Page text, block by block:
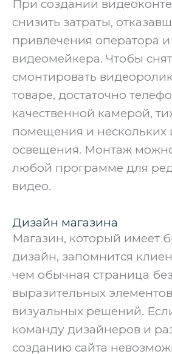
‍При создании
снизить затраты,
привлечения оператора и
видеомейкера. Чтобы
смонтировать
товаре, достаточно
качественной камерой,
помещения и нескольких
освещения. Монтаж
любой программе для
видео.
Дизайн магазина
Магазин, который имеет
дизайн, запомнится
чем обычная страница
выразительных
визуальных решений.
команду дизайнеров и
созданию сайта